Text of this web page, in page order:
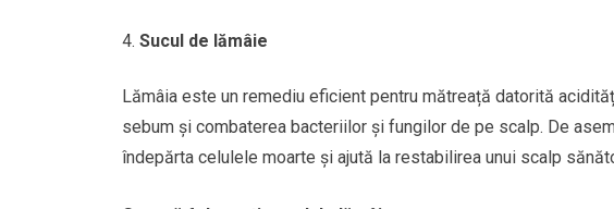
Sucul de lămâie
Lămâia este un remediu eficient pentru mătreață datorită
sebum și combaterea bacteriilor și fungilor de pe scalp. De
îndepărta celulele moarte și ajută la restabilirea unui scalp